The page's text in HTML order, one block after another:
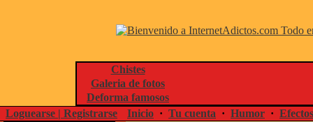
Chistes
Galeria de fotos
Deforma famosos
Loguearse | Registrarse
Inicio · Tu cuenta · Humor ·